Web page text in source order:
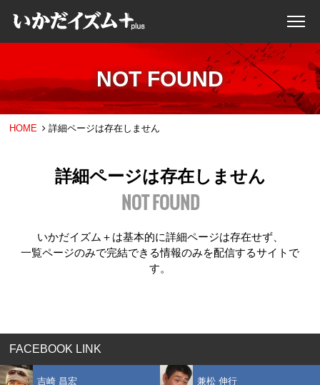
NOT FOUND
HOME 詳細ページは存在しません
詳細ページは存在しません
NOT FOUND
いかだイズム＋は基本的に詳細ページは存在せず、
一覧ページのみで完結できる情報のみを配信するサイトで
す。
FACEBOOK LINK
吉崎 昌宏 兼松 伸行